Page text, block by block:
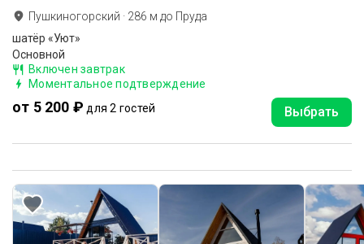
Пушкиногорский · 286 м до Пруда
шатёр «Уют»
Основной
Включен завтрак
Моментальное подтверждение
от 5 200 ₽ для 2 гостей Выбрать